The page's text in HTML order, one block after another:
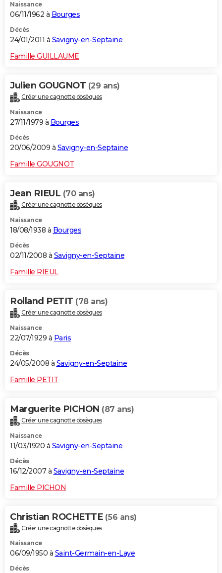
Naissance
06/11/1962 à Bourges
Décès
24/01/2011 à Savigny-en-Septaine
Famille GUILLAUME
Julien GOUGNOT (29 ans)
Créer une cagnotte obsèques
Naissance
27/11/1979 à Bourges
Décès
20/06/2009 à Savigny-en-Septaine
Famille GOUGNOT
Jean RIEUL (70 ans)
Créer une cagnotte obsèques
Naissance
18/08/1938 à Bourges
Décès
02/11/2008 à Savigny-en-Septaine
Famille RIEUL
Rolland PETIT (78 ans)
Créer une cagnotte obsèques
Naissance
22/07/1929 à Paris
Décès
24/05/2008 à Savigny-en-Septaine
Famille PETIT
Marguerite PICHON (87 ans)
Créer une cagnotte obsèques
Naissance
11/03/1920 à Savigny-en-Septaine
Décès
16/12/2007 à Savigny-en-Septaine
Famille PICHON
Christian ROCHETTE (56 ans)
Créer une cagnotte obsèques
Naissance
06/09/1950 à Saint-Germain-en-Laye
Décès